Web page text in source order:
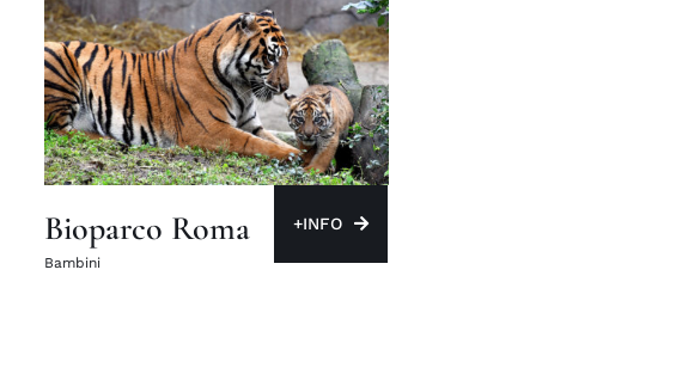
Bioparco Roma
Bambini
+INFO